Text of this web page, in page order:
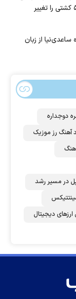
ایران، مسیر بیش از ۵۰ کشتی را تغییر
از زبان
دوجداره
آهنگ رز‌ موزیک
در مسیر رشد
دیجیتال